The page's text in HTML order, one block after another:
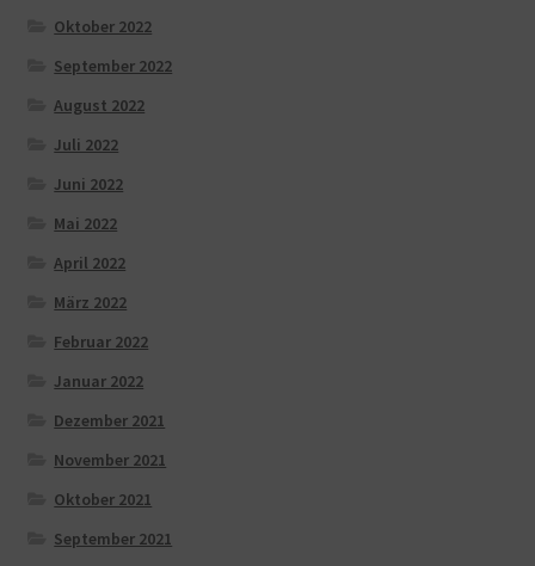
Oktober 2022
September 2022
August 2022
Juli 2022
Juni 2022
Mai 2022
April 2022
März 2022
Februar 2022
Januar 2022
Dezember 2021
November 2021
Oktober 2021
September 2021